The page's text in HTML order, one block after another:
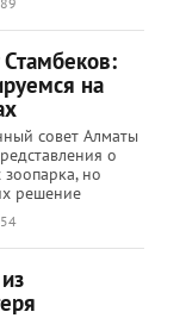
Стамбеков:
на
совет Алматы
о
но
решение